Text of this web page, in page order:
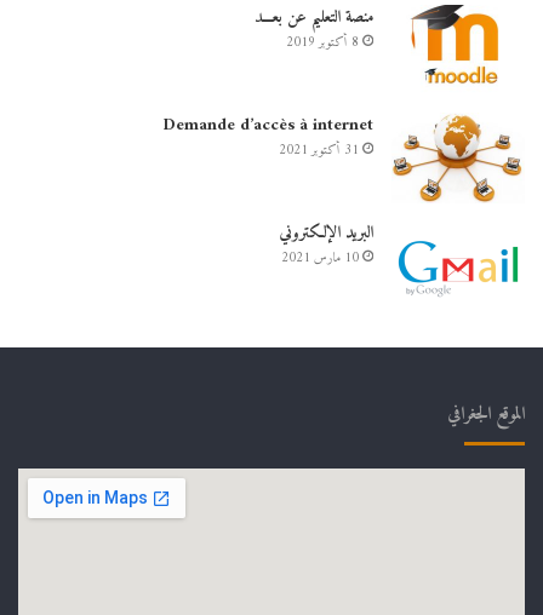
منصة التعليم عن بعـــد
8 أكتوبر 2019
Demande d’accès à internet
31 أكتوبر 2021
البريد الإلكتروني
10 مارس 2021
الموقع الجغرافي